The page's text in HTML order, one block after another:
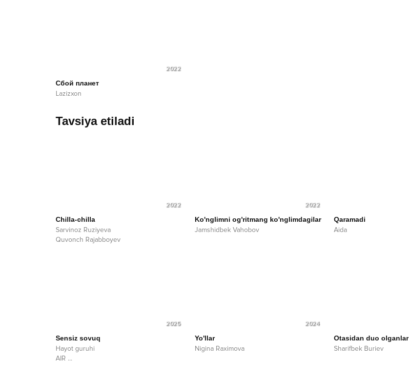
2022
Сбой планет
Lazizxon
Tavsiya etiladi
2022
Chilla-chilla
Sarvinoz Ruziyeva
Quvonch Rajabboyev
2022
Ko'nglimni og'ritmang ko'nglimdagilar
Jamshidbek Vahobov
Qaramadi
Aida
2025
Sensiz sovuq
Hayot guruhi
AIR ...
2024
Yo'llar
Nigina Raximova
Otasidan duo olganlar
Sharifbek Buriev